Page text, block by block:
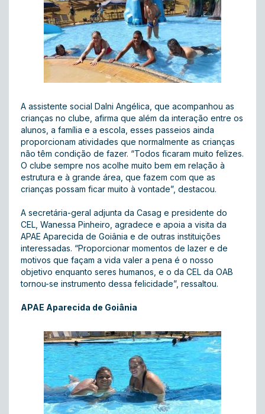
A assistente social Dalni Angélica, que acompanhou as
crianças no clube, afirma que além da interação entre os
alunos, a família e a escola, esses passeios ainda
proporcionam atividades que normalmente as crianças
não têm condição de fazer. “Todos ficaram muito felizes.
O clube sempre nos acolhe muito bem em relação à
estrutura e à grande área, que fazem com que as
crianças possam ficar muito à vontade”, destacou.
A secretária-geral adjunta da Casag e presidente do
CEL, Wanessa Pinheiro, agradece e apoia a visita da
APAE Aparecida de Goiânia e de outras instituições
interessadas. “Proporcionar momentos de lazer e de
motivos que façam a vida valer a pena é o nosso
objetivo enquanto seres humanos, e o da CEL da OAB
tornou-se instrumento dessa felicidade”, ressaltou.
APAE Aparecida de Goiânia